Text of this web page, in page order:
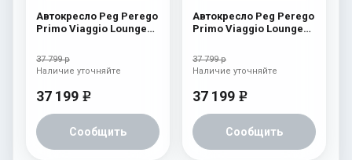
Автокресло Peg Perego
Primo Viaggio Lounge
37 799 р
37 199 e
Сообщить
Наличие уточняйте
Автокресло Peg Perego
Primo Viaggio Lounge
37 799 р
37 199 e
Сообщить
Наличие уточняйте